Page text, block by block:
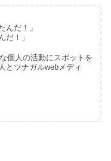
んだ！」
だ！」
個人の活動にスポットを
とツナガルwebメディ